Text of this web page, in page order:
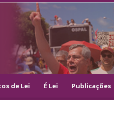
de Lei É Lei Publicações